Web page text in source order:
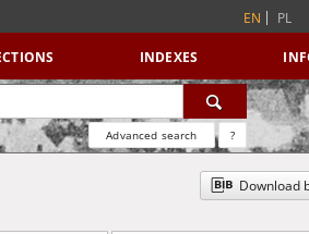
EN PL
INDEXES
Advanced search ?
Download